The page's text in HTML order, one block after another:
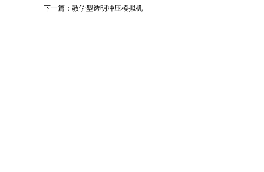
下一篇： 教学型透明冲压模拟机